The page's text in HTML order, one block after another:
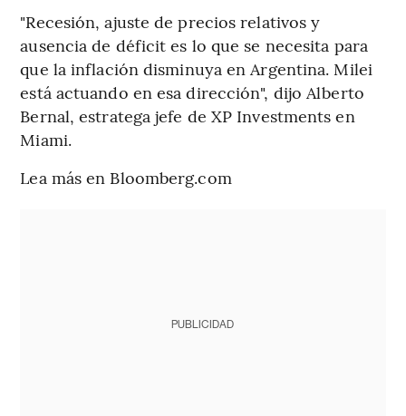
"Recesión, ajuste de precios relativos y
ausencia de déficit es lo que se necesita para
que la inflación disminuya en Argentina. Milei
está actuando en esa dirección", dijo Alberto
Bernal, estratega jefe de XP Investments en
Miami.
Lea más en Bloomberg.com
PUBLICIDAD